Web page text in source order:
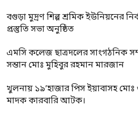
বগুড়া মুদ্রণ শিল্প শ্রমিক ইউনিয়নের
প্রস্তুতি সভা অনুষ্ঠিত
এমসি কলেজ ছাত্রদলের সাংগঠনিক
সন্তান মোঃ মুহিবুর রহমান মারজান
খুলনায় ১৯’হাজার পিস ইয়াবাসহ
মাদক কারবারি আটক।